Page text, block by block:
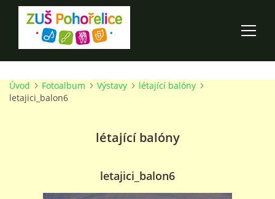
ÚVOD
Úvod Fotoalbum Výstavy
létající balóny
letajici_balon6
létající balóny
letajici_balon6